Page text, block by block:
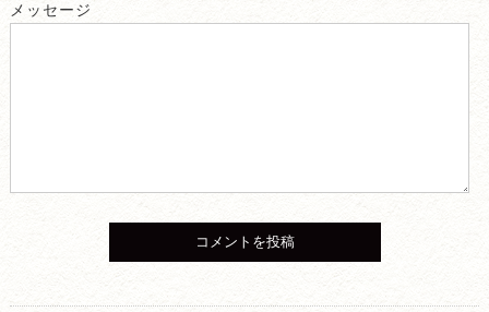
メッセージ